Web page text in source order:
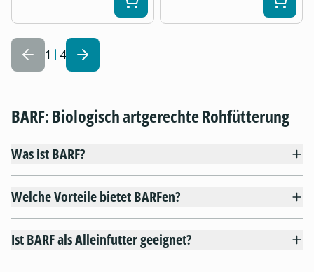
1 4
BARF: Biologisch artgerechte Rohfütterung
Was ist BARF?
Welche Vorteile bietet BARFen?
Ist BARF als Alleinfutter geeignet?